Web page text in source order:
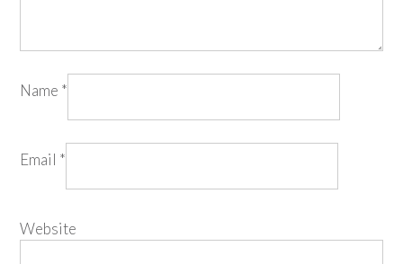
Name *
Email *
Website